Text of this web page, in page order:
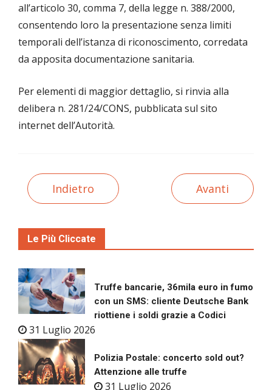
all’articolo 30, comma 7, della legge n. 388/2000,
consentendo loro la presentazione senza limiti
temporali dell’istanza di riconoscimento, corredata
da apposita documentazione sanitaria.
Per elementi di maggior dettaglio, si rinvia alla
delibera n. 281/24/CONS, pubblicata sul sito
internet dell’Autorità.
Indietro Avanti
Le Più Cliccate
Truffe bancarie, 36mila euro in fumo
con un SMS: cliente Deutsche Bank
riottiene i soldi grazie a Codici
31 Luglio 2026
Polizia Postale: concerto sold out?
Attenzione alle truffe
31 Luglio 2026